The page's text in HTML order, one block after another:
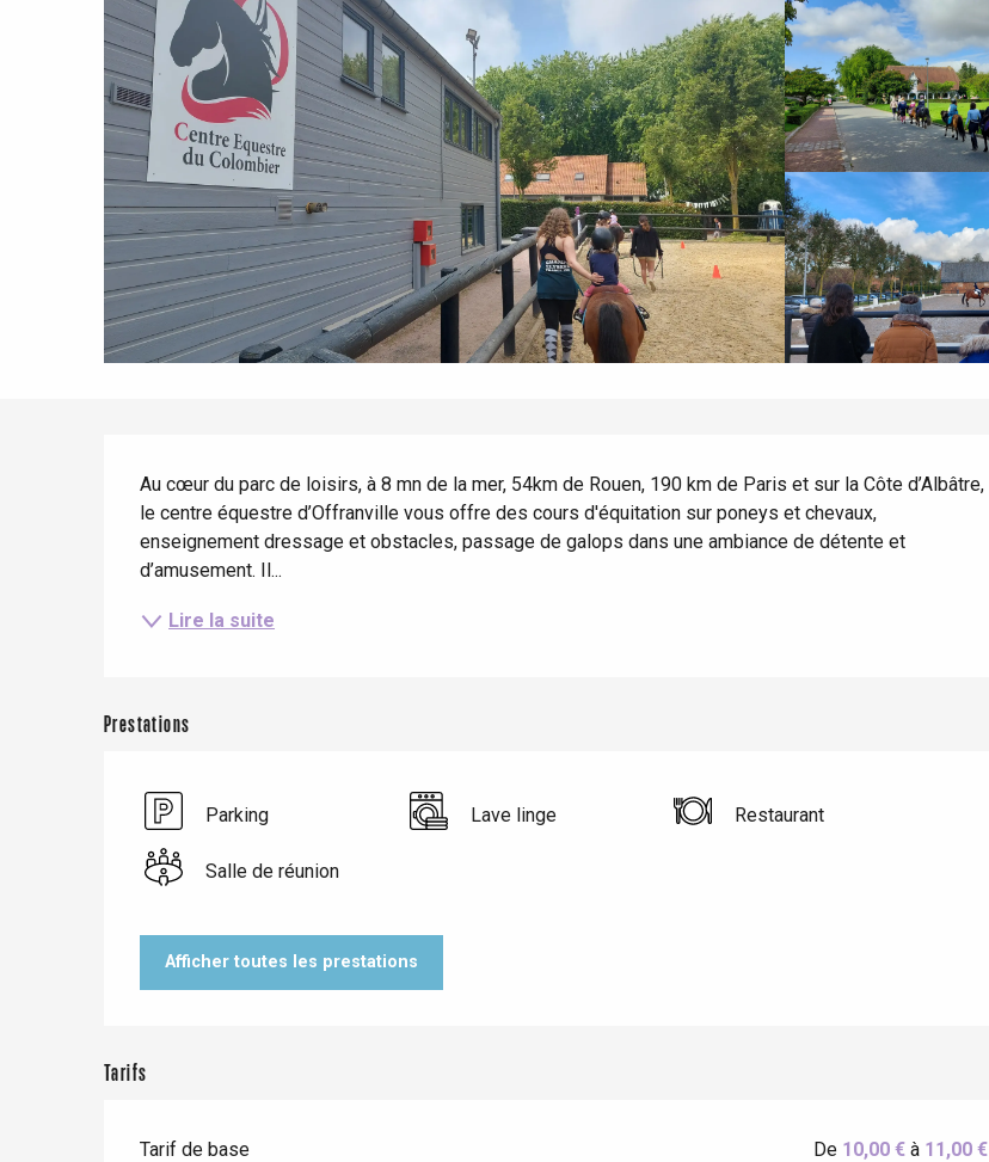
Tout l'agenda
Eté
Quand il pleut
Avec les enfants
Entre amis
Lieux branchés
Meilleurs brunch
Restaurants avec vue
Séjours en bord de
mer
Séjours en train
Séjours à vélo
Au cœur du parc de loisirs, à 8 mn de la mer, 54km de Rouen, 190 km de Paris et sur la Côte d’Albâtre,
le centre équestre d’Offranville vous offre des cours d'équitation sur poneys et chevaux,
enseignement dressage et obstacles, passage de galops dans une ambiance de détente et
d’amusement. Il...
Lire la suite
Prestations
Parking Lave linge Restaurant
Salle de réunion
Afficher toutes les prestations
Tarifs
Tarif de base
De 10,00 € à 11,00 €